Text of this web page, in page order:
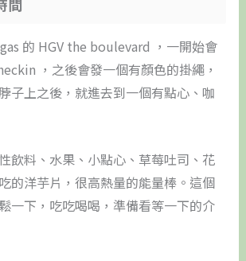
間
的 HGV the boulevard ，一開始會
，之後會發一個有顏色的掛繩，
子上之後，就進去到一個有點心、咖
飲料、水果、小點心、草莓吐司、花
的洋芋片，很高熱量的能量棒。這個
一下，吃吃喝喝，準備看等一下的介